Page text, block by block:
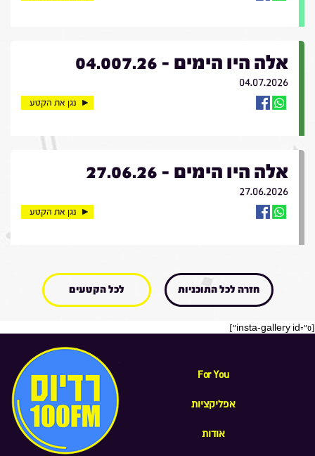
אלה היו הימים - 04.007.26
04.07.2026
נגן את הקטע
אלה היו הימים - 27.06.26
27.06.2026
נגן את הקטע
חזרה לכל התוכניות לכל הקטעים
[insta-gallery id="0"]
For You
אפליקציות
אודות